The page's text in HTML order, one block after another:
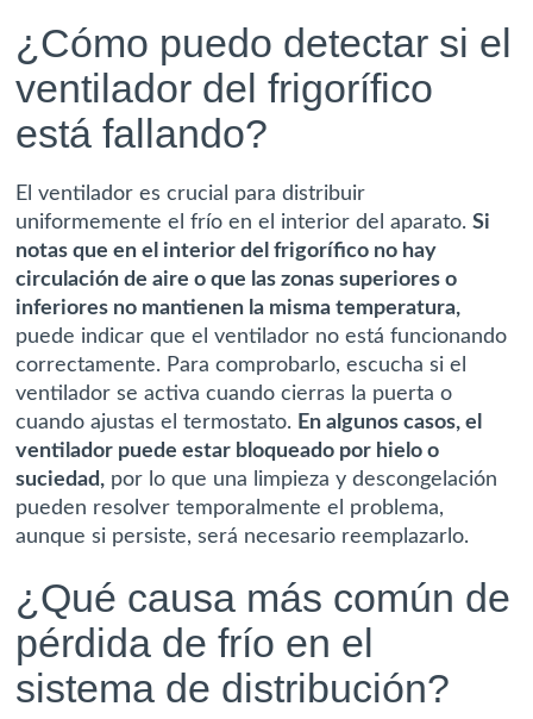
¿Cómo puedo detectar si el
ventilador del frigorífico
está fallando?
El ventilador es crucial para distribuir
uniformemente el frío en el interior del aparato.Si
notas que en el interior del frigorífico no hay
circulación de aire o que las zonas superiores o
inferiores no mantienen la misma temperatura,
puede indicar que el ventilador no está funcionando
correctamente. Para comprobarlo, escucha si el
ventilador se activa cuando cierras la puerta o
cuando ajustas el termostato. En algunos casos, el
ventilador puede estar bloqueado por hielo o
suciedad, por lo que una limpieza y descongelación
pueden resolver temporalmente el problema,
aunque si persiste, será necesario reemplazarlo.
¿Qué causa más común de
pérdida de frío en el
sistema de distribución?